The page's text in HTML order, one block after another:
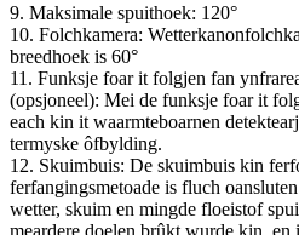
9. Maksimale spuithoek: 120°
10. Folchkamera:
breedhoek is 60°
11. Funksje foar it folgjen fan
(opsjoneel): Mei de funksje foar it
each kin it waarmteboarnen
termyske ôfbylding.
12. Skuimbuis: De skuimbuis kin
ferfangingsmetoade is fluch
wetter, skuim en mingde floeistof
meardere doelen brûkt wurde kin,